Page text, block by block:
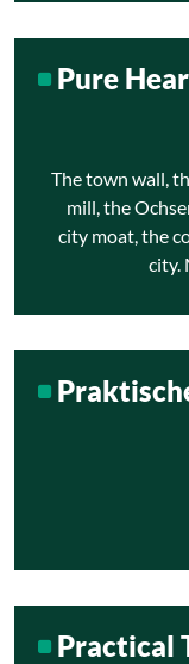
Pure
The town wall,
mill, the
city moat, the
city.
Practical